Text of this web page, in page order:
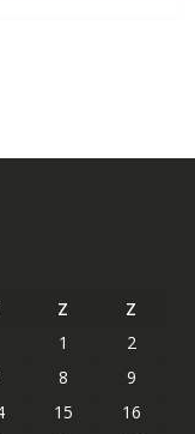
Z
Z
1
2
8
9
15
16